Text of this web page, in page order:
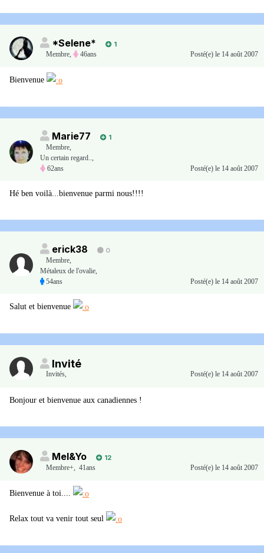
*Selene*
1
Membre, 46ans Posté(e) le 14 août 2007
Bienvenue
Marie77
1
Membre,
Un certain regard..,
62ans
Posté(e) le 14 août 2007
Hé ben voilà...bienvenue parmi nous!!!!
erick38
0
Membre,
Métaleux de l'ovalie,
54ans
Posté(e) le 14 août 2007
Salut et bienvenue
Invité
Invités, Posté(e) le 14 août 2007
Bonjour et bienvenue aux canadiennes !
Mel&Yo
12
Membre+, 41ans Posté(e) le 14 août 2007
Bienvenue à toi....
Relax tout va venir tout seul